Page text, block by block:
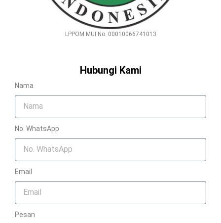
LPPOM MUI No. 00010066741013
Hubungi Kami
Nama
No. WhatsApp
Email
Pesan